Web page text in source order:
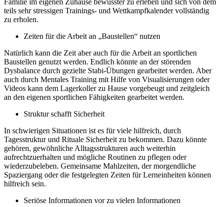
Familie im eigenen Zuhause bewusster zu erleben und sich von dem
teils sehr stressigen Trainings- und Wettkampfkalender vollständig
zu erholen.
Zeiten für die Arbeit an „Baustellen“ nutzen
Natürlich kann die Zeit aber auch für die Arbeit an sportlichen
Baustellen genutzt werden. Endlich könnte an der störenden
Dysbalance durch gezielte Stabi-Übungen gearbeitet werden. Aber
auch durch Mentales Training mit Hilfe von Visualisierungen oder
Videos kann dem Lagerkoller zu Hause vorgebeugt und zeitgleich
an den eigenen sportlichen Fähigkeiten gearbeitet werden.
Struktur schafft Sicherheit
In schwierigen Situationen ist es für viele hilfreich, durch
Tagesstruktur und Rituale Sicherheit zu bekommen. Dazu könnte
gehören, gewöhnliche Alltagsstrukturen auch weiterhin
aufrechtzuerhalten und mögliche Routinen zu pflegen oder
wiederzubeleben. Gemeinsame Mahlzeiten, der morgendliche
Spaziergang oder die festgelegten Zeiten für Lerneinheiten können
hilfreich sein.
Seriöse Informationen vor zu vielen Informationen